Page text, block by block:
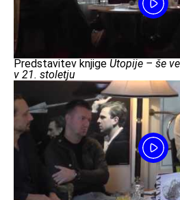
Predstavitev knjige Utopije – še
v 21. stoletju